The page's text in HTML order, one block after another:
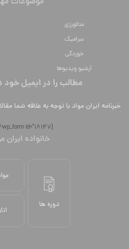
متالورژي
سراميك
خوردگی
آرشیو ویدیوها
مطالب را در ایمیل خود
خبرنامه ایران مواد با توجه به علاقه شما
[mc4wp_form id="18147"]
خانواده ایران
دوره ها